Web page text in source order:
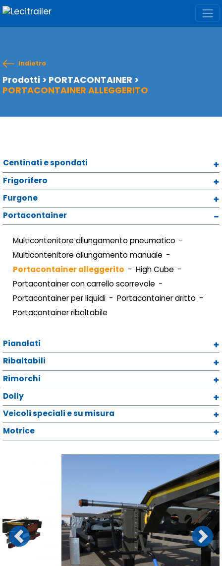
Indietro
Prodotti > PORTACONTAINER >
PORTACONTAINER ALLEGGERITO
Centinati e spondati
Frigorifero
Furgone
Portacontainer
Multicontenitore allungamento pneumatico
Multicontenitore allungamento manuale
Portacontainer alleggerito
High Cube
Portacontainer con carrello scorrevole
Portacontainer per liquidi
Portacontainer dritto
Portacontainer ribaltabile
Pianalati
Ribaltabili
Rimorchi
Dolly
Veicoli speciali e su misura
Motrice
Previous Next